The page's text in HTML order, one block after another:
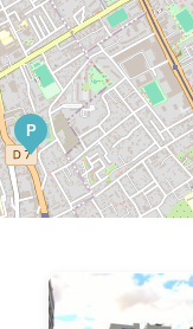
P
P